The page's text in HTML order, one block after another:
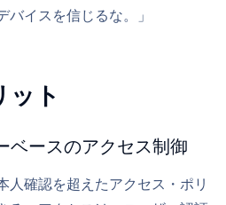
バイスを信じるな。」
ット
ベースのアクセス制御
人確認を超えたアクセス・ポリ